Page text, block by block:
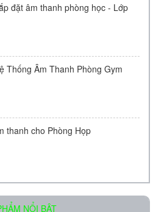
đặt âm thanh phòng học - Lớp
Thống Âm Thanh Phòng Gym
thanh cho Phòng Họp
NỔI BẬT
511